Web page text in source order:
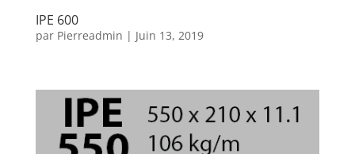
IPE 600
par Pierreadmin | Juin 13, 2019